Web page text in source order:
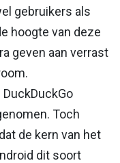
gebruikers als
hoogte van deze
geven aan verrast
Toch
de kern van het
dit soort